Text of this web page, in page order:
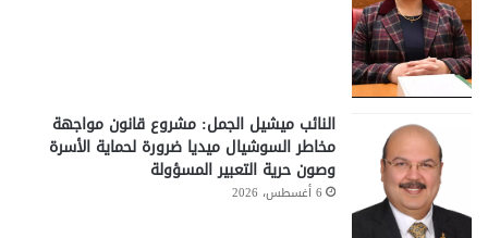
النائب ميشيل الجمل: مشروع قانون مواجهة
مخاطر السوشيال ميديا ضرورة لحماية الأسرة
وصون حرية التعبير المسؤولة
6 أغسطس، 2026